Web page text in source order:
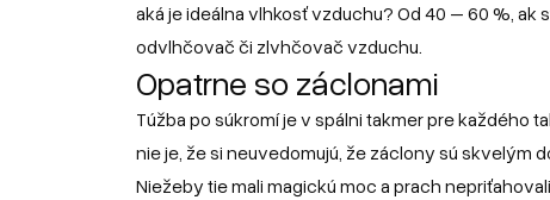
aká je ideálna vlhkosť vzduchu? Od 40 – 60 %,
odvlhčovač či zlvhčovač vzduchu.
Opatrne so záclonami
Túžba po súkromí je v spálni takmer pre každého
nie je, že si neuvedomujú, že záclony sú skvelým
Niežeby tie mali magickú moc a prach